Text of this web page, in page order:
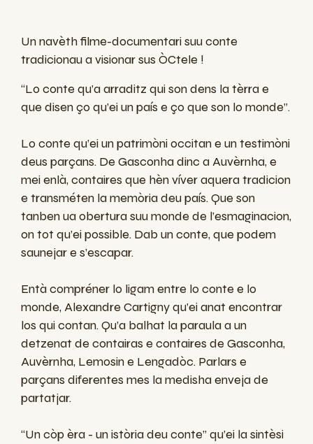
Un navèth filme-documentari suu conte
tradicionau a visionar sus ÒCtele !
“Lo conte qu’a arraditz qui son dens la tèrra e
que disen ço qu’ei un país e ço que son lo monde”.
Lo conte qu’ei un patrimòni occitan e un testimòni
deus parçans. De Gasconha dinc a Auvèrnha, e
mei enlà, contaires que hèn víver aquera tradicion
e transméten la memòria deu país. Que son
tanben ua obertura suu monde de l’esmaginacion,
on tot qu’ei possible. Dab un conte, que podem
saunejar e s’escapar.
Entà compréner lo ligam entre lo conte e lo
monde, Alexandre Cartigny qu’ei anat encontrar
los qui contan. Qu’a balhat la paraula a un
detzenat de contairas e contaires de Gasconha,
Auvèrnha, Lemosin e Lengadòc. Parlars e
parçans diferentes mes la medisha enveja de
partatjar.
“Un còp èra - un istòria deu conte” qu’ei la sintèsi